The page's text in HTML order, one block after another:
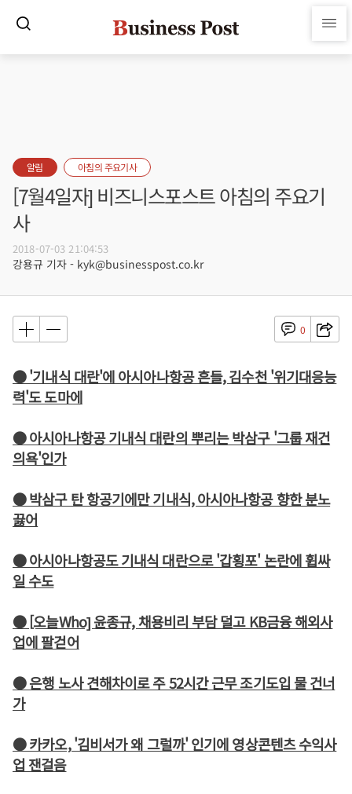
알림 아침의 주요기사
[7월4일자] 비즈니스포스트 아침의 주요기
사
2018-07-03 21:04:53
강용규 기자 - kyk@businesspost.co.kr
0
● '기내식 대란'에 아시아나항공 흔들, 김수천 '위기대응능
력'도 도마에
● 아시아나항공 기내식 대란의 뿌리는 박삼구 '그룹 재건
의욕'인가
● 박삼구 탄 항공기에만 기내식, 아시아나항공 향한 분노
끓어
● 아시아나항공도 기내식 대란으로 '갑횡포' 논란에 휩싸
일 수도
● [오늘Who] 윤종규, 채용비리 부담 덜고 KB금융 해외사
업에 팔걷어
● 은행 노사 견해차이로 주 52시간 근무 조기도입 물 건너
가
● 카카오, '김비서가 왜 그럴까' 인기에 영상콘텐츠 수익사
업 잰걸음